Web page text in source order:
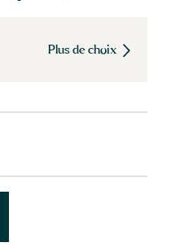
Plus de choix